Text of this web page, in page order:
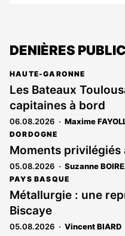
DENIÈRES
HAUTE-GARONNE
Les Bateaux
capitaines à bord
06.08.2026 Maxime
DORDOGNE
Moments privilégiés
05.08.2026 Suzanne
PAYS BASQUE
Métallurgie : une
Biscaye
05.08.2026 Vincent BIARD